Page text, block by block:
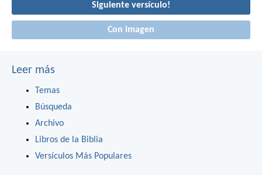
Siguiente versículo!
Con imagen
Leer más
Temas
Búsqueda
Archivo
Libros de la Biblia
Versículos Más Populares